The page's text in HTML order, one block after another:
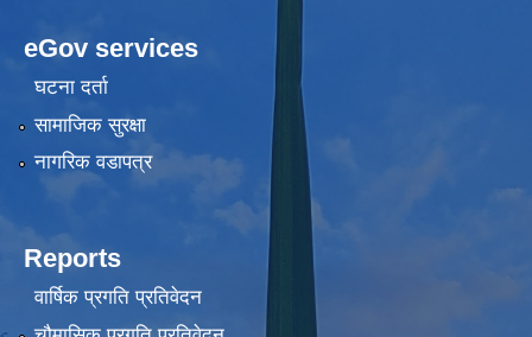
eGov services
घटना दर्ता
सामाजिक सुरक्षा
नागरिक वडापत्र
Reports
वार्षिक प्रगति प्रतिवेदन